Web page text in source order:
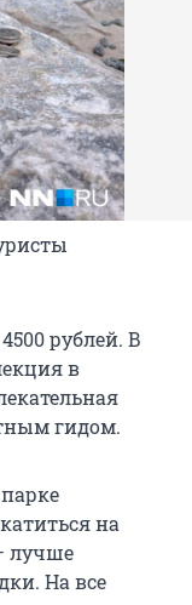
рублей. В
в
гидом.
на
лучше
На все